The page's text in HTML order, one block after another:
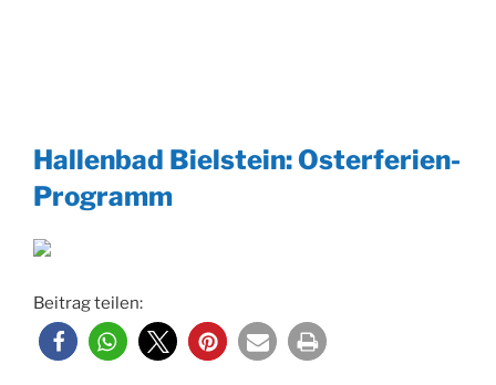
Hallenbad Bielstein: Osterferien-
Programm
Beitrag teilen: